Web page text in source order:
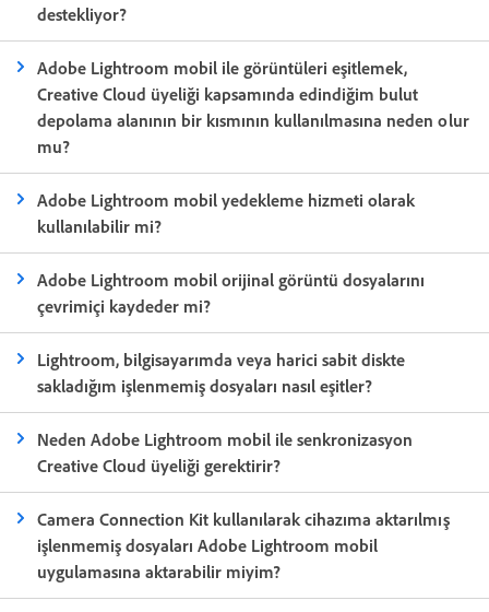
destekliyor?
Adobe Lightroom mobil ile görüntüleri eşitlemek,
Creative Cloud üyeliği kapsamında edindiğim bulut
depolama alanının bir kısmının kullanılmasına neden olur
mu?
Adobe Lightroom mobil yedekleme hizmeti olarak
kullanılabilir mi?
Adobe Lightroom mobil orijinal görüntü dosyalarını
çevrimiçi kaydeder mi?
Lightroom, bilgisayarımda veya harici sabit diskte
sakladığım işlenmemiş dosyaları nasıl eşitler?
Neden Adobe Lightroom mobil ile senkronizasyon
Creative Cloud üyeliği gerektirir?
Camera Connection Kit kullanılarak cihazıma aktarılmış
işlenmemiş dosyaları Adobe Lightroom mobil
uygulamasına aktarabilir miyim?